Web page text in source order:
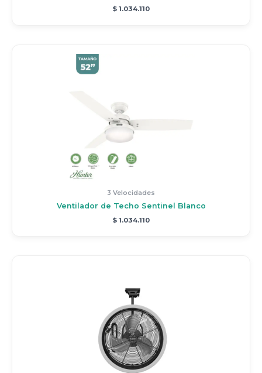
$1.034.110
3 Velocidades
Ventilador de Techo Sentinel Blanco
$1.034.110